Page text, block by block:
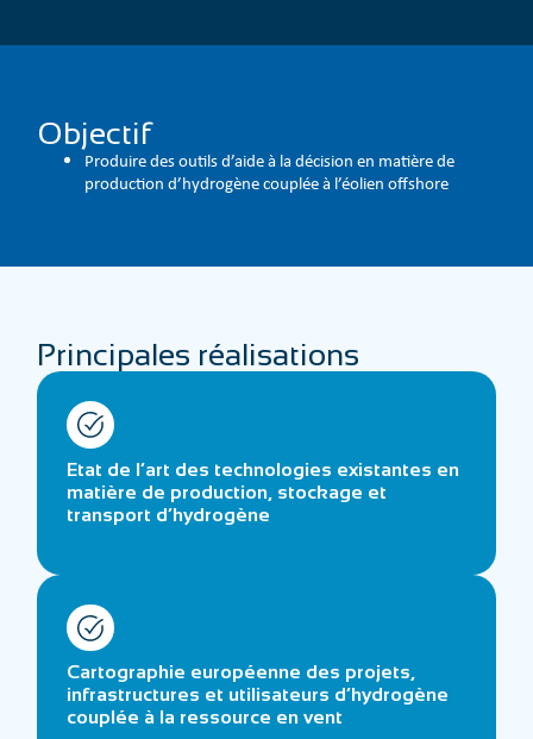
Objectif
Produire des outils d’aide à la décision en matière de
production d’hydrogène couplée à l’éolien offshore
Principales réalisations
Etat de l’art des technologies existantes en
matière de production, stockage et
transport d’hydrogène
Cartographie européenne des projets,
infrastructures et utilisateurs d’hydrogène
couplée à la ressource en vent